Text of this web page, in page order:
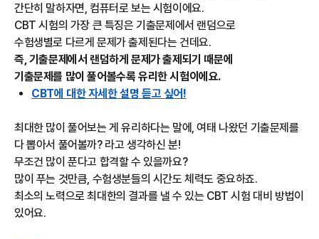
간단히 말하자면, 컴퓨터로 보는 시험이에요.
CBT 시험의 가장 큰 특징은 기출문제에서 랜덤으로
수험생별로 다르게 문제가 출제된다는 건데요.
즉, 기출문제에서 랜덤하게 문제가 출제되기 때문에
기출문제를 많이 풀어볼수록 유리한 시험이에요.
CBT에 대한 자세한 설명 듣고 싶어!
최대한 많이 풀어보는 게 유리하다는 말에, 여태 나왔던 기출문제를
다 뽑아서 풀어볼까? 라고 생각하신 분!
무조건 많이 푼다고 합격할 수 있을까요?
많이 푸는 것만큼, 수험생분들의 시간도 체력도 중요하죠.
최소의 노력으로 최대한의 결과를 낼 수 있는 CBT 시험 대비 방법이
있어요.